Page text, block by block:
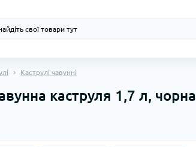
Каструлі чавунні
каструля 1,7 л, чорна